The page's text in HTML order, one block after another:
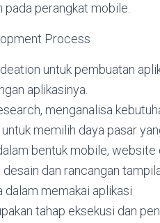
pada perangkat mobile.
Process
untuk pembuatan
aplikasinya.
menganalisa
memilih daya pasar
bentuk mobile, website
dan rancangan
dalam memakai aplikasi
tahap eksekusi dan